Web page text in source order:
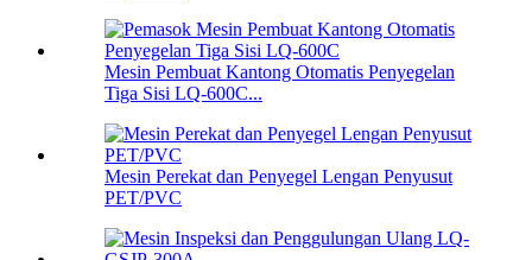
Mesin Pembuat Kantong Otomatis Penyegelan
Tiga Sisi LQ-600C...
Mesin Perekat dan Penyegel Lengan Penyusut
PET/PVC